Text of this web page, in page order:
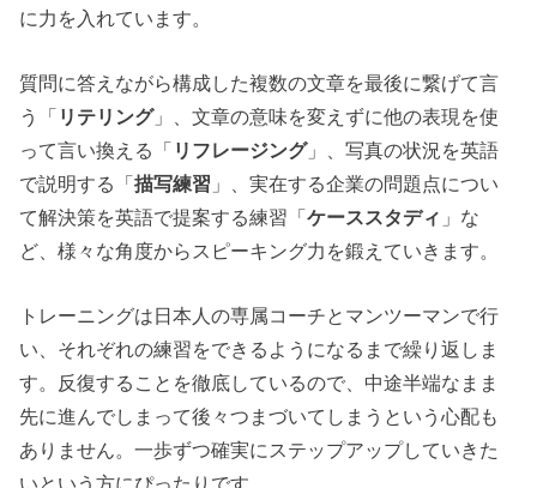
に力を入れています。
質問に答えながら構成した複数の文章を最後に繋げて言
う「 リテリング」、文章の意味を変えずに他の表現を使
って言い換える「 リフレージング」、写真の状況を英語
で説明する「描写練習 」、実在する企業の問題点につい
て解決策を英語で提案する練習「ケーススタディ 」な
ど、様々な角度からスピーキング力を鍛えていきます。
トレーニングは日本人の専属コーチとマンツーマンで行
い、それぞれの練習をできるようになるまで繰り返しま
す。反復することを徹底しているので、中途半端なまま
先に進んでしまって後々つまづいてしまうという心配も
ありません。一歩ずつ確実にステップアップしていきた